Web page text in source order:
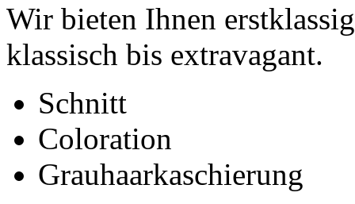
Wir bieten Ihnen
klassisch bis extravagant.
Schnitt
Coloration
Grauhaarkaschierung